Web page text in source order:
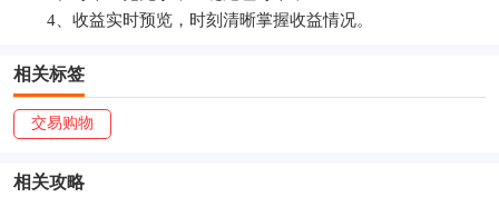
4、收益实时预览，时刻清晰掌握收益情况。
相关标签
交易购物
相关攻略